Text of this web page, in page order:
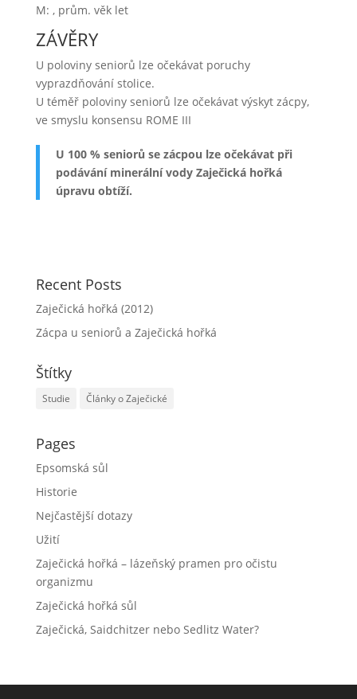
M: , prům. věk let
ZÁVĚRY
U poloviny seniorů lze očekávat poruchy
vyprazdňování stolice.
U téměř poloviny seniorů lze očekávat výskyt zácpy,
ve smyslu konsensu ROME III
U 100 % seniorů se zácpou lze očekávat při
podávání minerální vody Zaječická hořká
úpravu obtíží.
Recent Posts
Zaječická hořká (2012)
Zácpa u seniorů a Zaječická hořká
Štítky
Studie Články o Zaječické
Pages
Epsomská sůl
Historie
Nejčastější dotazy
Užití
Zaječická hořká – lázeňský pramen pro očistu
organizmu
Zaječická hořká sůl
Zaječická, Saidchitzer nebo Sedlitz Water?